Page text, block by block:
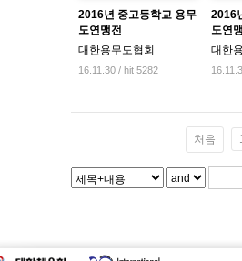
2016년 중고등학교 용무
도연맹전
대한용무도협회
16.11.30 / hit 5282
2016
도연
대한
처음